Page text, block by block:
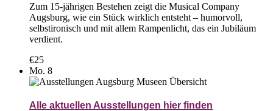
Zum 15-jährigen Bestehen zeigt die Musical Company
Augsburg, wie ein Stück wirklich entsteht – humorvoll,
selbstironisch und mit allem Rampenlicht, das ein Jubiläum
verdient.
€25
Mo. 8
Alle aktuellen Ausstellungen hier finden